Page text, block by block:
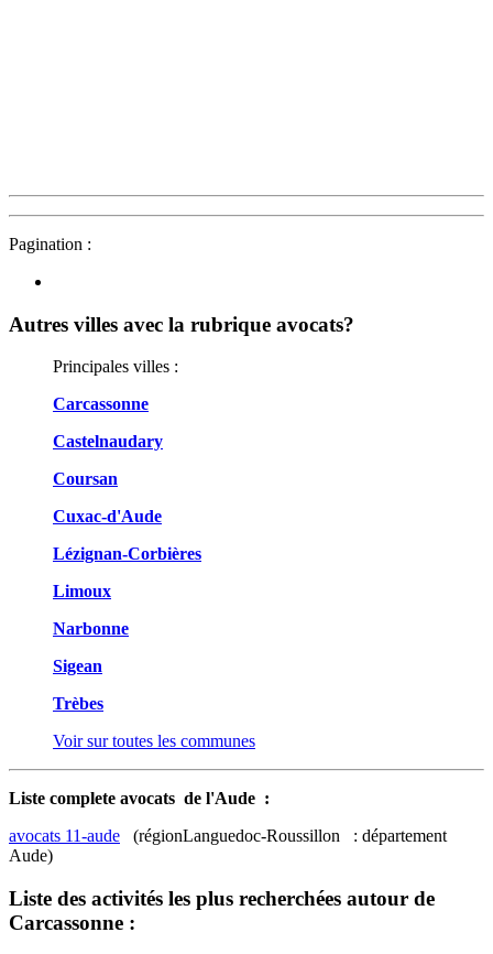
Pagination :
Autres villes avec la rubrique avocats?
Principales villes :
Carcassonne
Castelnaudary
Coursan
Cuxac-d'Aude
Lézignan-Corbières
Limoux
Narbonne
Sigean
Trèbes
Voir sur toutes les communes
Liste complete avocats de l'Aude :
avocats 11-aude (régionLanguedoc-Roussillon : département
Aude)
Liste des activités les plus recherchées autour de
Carcassonne :